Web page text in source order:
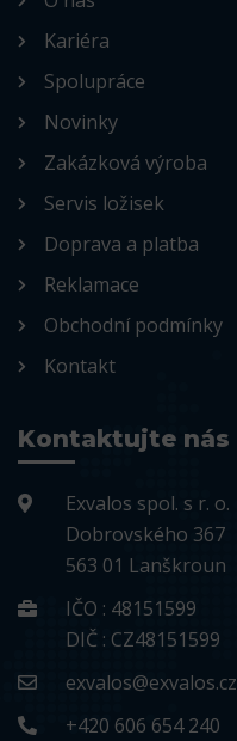
Kariéra
Spolupráce
Novinky
Zakázková výroba
Servis ložisek
Doprava a platba
Reklamace
Obchodní podmínky
Kontakt
Kontaktujte nás
Exvalos spol. s r. o.
Dobrovského 367
563 01 Lanškroun
IČO : 48151599
DIČ : CZ48151599
exvalos@exvalos.cz
+420 606 654 240